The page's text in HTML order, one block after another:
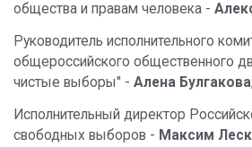
общества и правам человека -
Руководитель исполнительного
общероссийского общественного
чистые выборы" - Алена Булгакова;
Исполнительный директор
свободных выборов - Максим